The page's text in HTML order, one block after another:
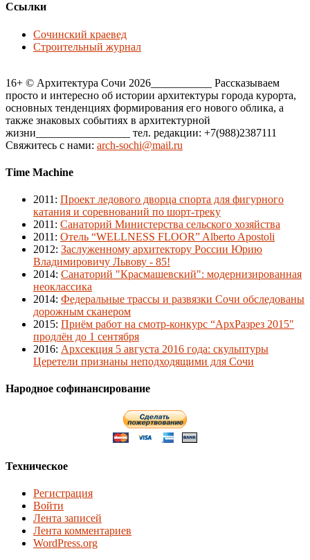
Ссылки
Сочинский краевед
Строительный журнал
16+ © Архитектура Сочи 2026___________ Рассказываем
просто и интересно об истории архитектуры города курорта,
основных тенденциях формирования его нового облика, а
также знаковых событиях в архитектурной
жизни_________________ тел. редакции: +7(988)2387111
Свяжитесь с нами: arch-sochi@mail.ru
Time Machine
2011 : Проект ледового дворца спорта для фигурного
катания и соревнований по шорт-треку
2011 : Санаторий Министерства сельского хозяйства
2011 : Отель “WELLNESS FLOOR” Alberto Apostoli
2012: Заслуженному архитектору России Юрию
Владимировичу Львову - 85!
2014: Санаторий "Красмашевский": модернизированная
неоклассика
2014: Федеральные трассы и развязки Сочи обследованы
дорожным сканером
2015: Приём работ на смотр-конкурс “АрхРазрез 2015″
продлён до 1 сентября
2016: Архсекция 5 августа 2016 года: скульптуры
Церетели признаны неподходящими для Сочи
Народное софинансирование
Техническое
Регистрация
Войти
Лента записей
Лента комментариев
WordPress.org